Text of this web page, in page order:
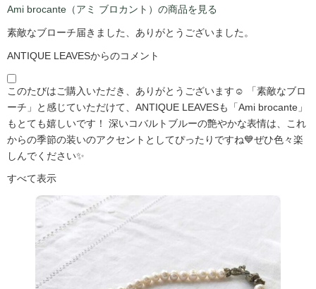
Ami brocante（アミ ブロカント）の商品を見る
素敵なブローチ届きました、ありがとうございました。
ANTIQUE LEAVESからのコメント
このたびはご購入いただき、ありがとうございます☺️ 「素敵なブロ
ーチ」と感じていただけて、ANTIQUE LEAVESも「Ami brocante」
もとても嬉しいです！ 深いコバルトブルーの艶やかな表情は、これ
からの季節の装いのアクセントとしてぴったりですね💙ぜひ色々楽
しんでください✨
すべて表示